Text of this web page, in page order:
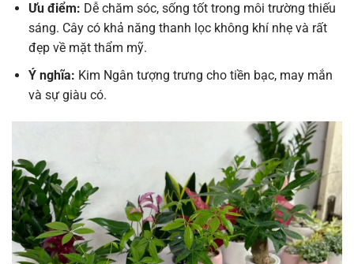
Ưu điểm: Dễ chăm sóc, sống tốt trong môi trường thiếu
sáng. Cây có khả năng thanh lọc không khí nhẹ và rất
đẹp về mặt thẩm mỹ.
Ý nghĩa: Kim Ngân tượng trưng cho tiền bạc, may mắn
và sự giàu có.